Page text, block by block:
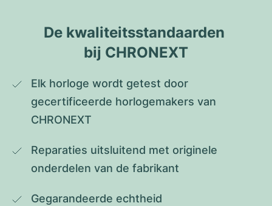
De kwaliteitsstandaarden
bij CHRONEXT
Elk horloge wordt getest door
gecertificeerde horlogemakers van
CHRONEXT
Reparaties uitsluitend met originele
onderdelen van de fabrikant
Gegarandeerde echtheid